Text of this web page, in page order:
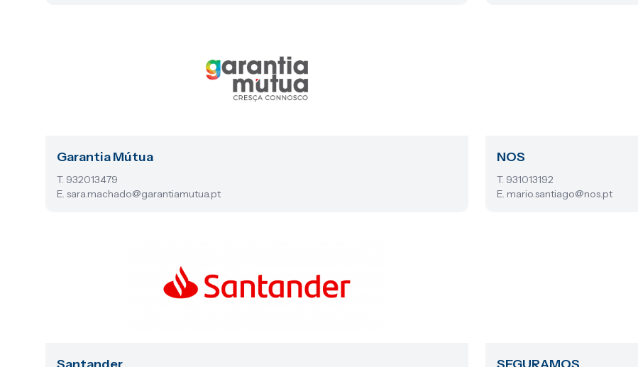
Garantia Mútua
T. 932013479
E. sara.machado@garantiamutua.pt
NOS
T. 931013192
E. mario.santiago@nos.pt